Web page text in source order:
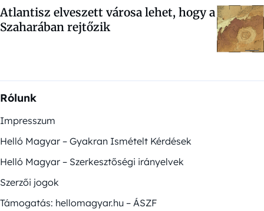
Atlantisz elveszett városa lehet, hogy a
Szaharában rejtőzik
Rólunk
Impresszum
Helló Magyar – Gyakran Ismételt Kérdések
Helló Magyar – Szerkesztőségi irányelvek
Szerzői jogok
Támogatás: hellomagyar.hu – ÁSZF